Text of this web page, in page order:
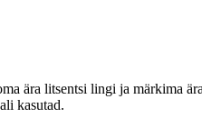
ära litsentsi lingi ja märkima
kasutad.